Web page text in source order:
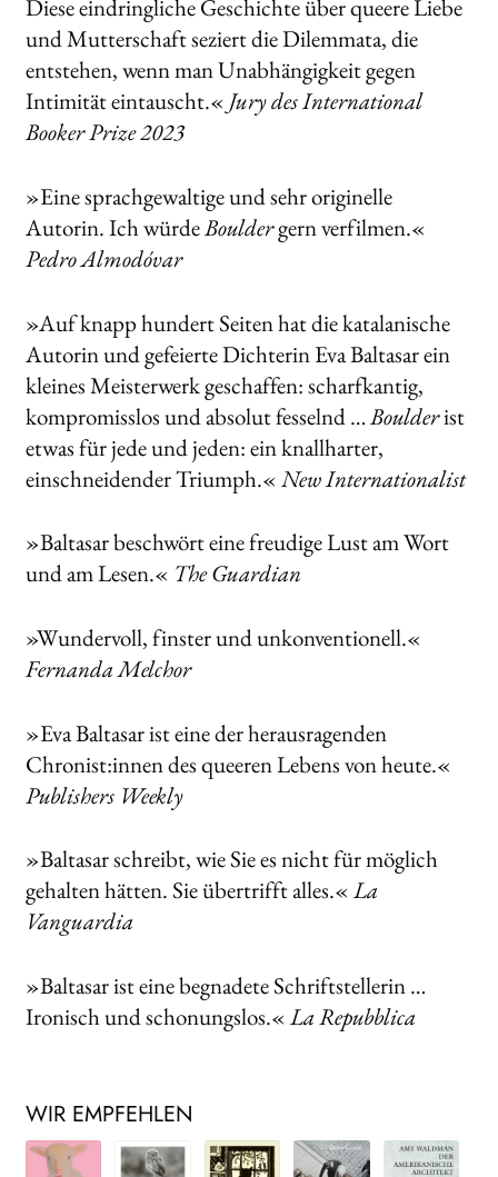
Diese eindringliche Geschichte über queere Liebe
und Mutterschaft seziert die Dilemmata, die
entstehen, wenn man Unabhängigkeit gegen
Intimität eintauscht.« Jury des International
Booker Prize 2023
»Eine sprachgewaltige und sehr originelle
Autorin. Ich würdeBouldergern verfilmen.«
Pedro Almodóvar
»Auf knapp hundert Seiten hat die katalanische
Autorin und gefeierte Dichterin Eva Baltasar ein
kleines Meisterwerk geschaffen: scharfkantig,
kompromisslos und absolut fesselnd …Boulderist
etwas für jede und jeden: ein knallharter,
einschneidender Triumph.« New Internationalist
»Baltasar beschwört eine freudige Lust am Wort
und am Lesen.« The Guardian
»Wundervoll, finster und unkonventionell.«
Fernanda Melchor
»Eva Baltasar ist eine der herausragenden
Chronist:innen des queeren Lebens von heute.«
Publishers Weekly
»Baltasar schreibt, wie Sie es nicht für möglich
gehalten hätten. Sie übertrifft alles.«La
Vanguardia
»Baltasar ist eine begnadete Schriftstellerin …
Ironisch und schonungslos.«La Repubblica
WIR EMPFEHLEN